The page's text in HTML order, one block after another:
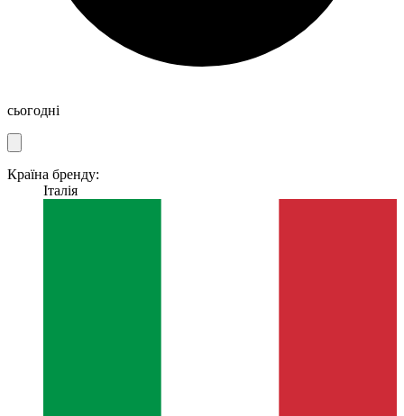
сьогодні
Країна бренду:
Італія